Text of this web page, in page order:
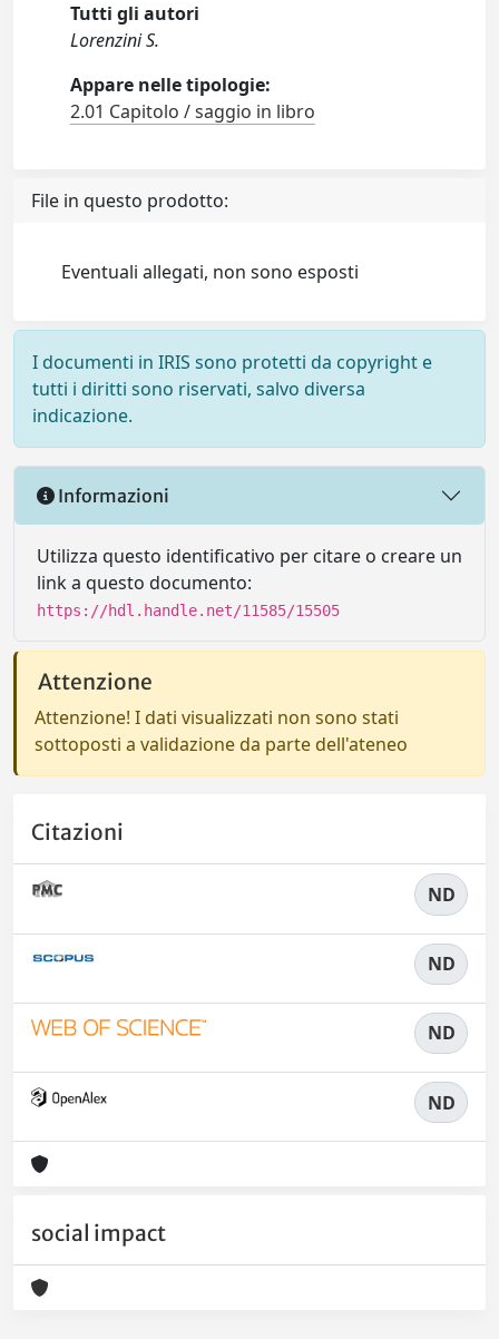
Tutti gli autori
Lorenzini S.
Appare nelle tipologie:
2.01 Capitolo / saggio in libro
File in questo prodotto:
Eventuali allegati, non sono esposti
I documenti in IRIS sono protetti da copyright e
tutti i diritti sono riservati, salvo diversa
indicazione.
Informazioni
Utilizza questo identificativo per citare o creare un
link a questo documento:
https://hdl.handle.net/11585/15505
Attenzione
Attenzione! I dati visualizzati non sono stati
sottoposti a validazione da parte dell'ateneo
Citazioni
ND
ND
ND
ND
social impact